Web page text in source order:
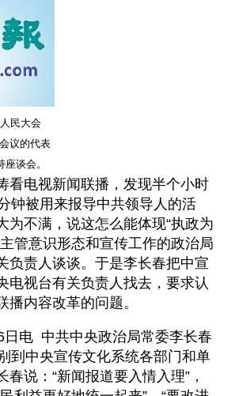
民大会
议的代表
谈会。
看电视新闻联播，发现半个小时
钟被用来报导中共领导人的活
为不满，说这怎么能体现“执政为
管意识形态和宣传工作的政治局
负责人谈谈。于是李长春把中宣
电视台有关负责人找去，要求认
播内容改革的问题。
电  中共中央政治局常委李长春
到中央宣传文化系统各部门和单
春说：“新闻报道要入情入理”，